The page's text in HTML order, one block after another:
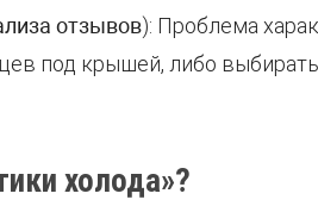
отзывов): Проблема
под крышей, либо
холода»?